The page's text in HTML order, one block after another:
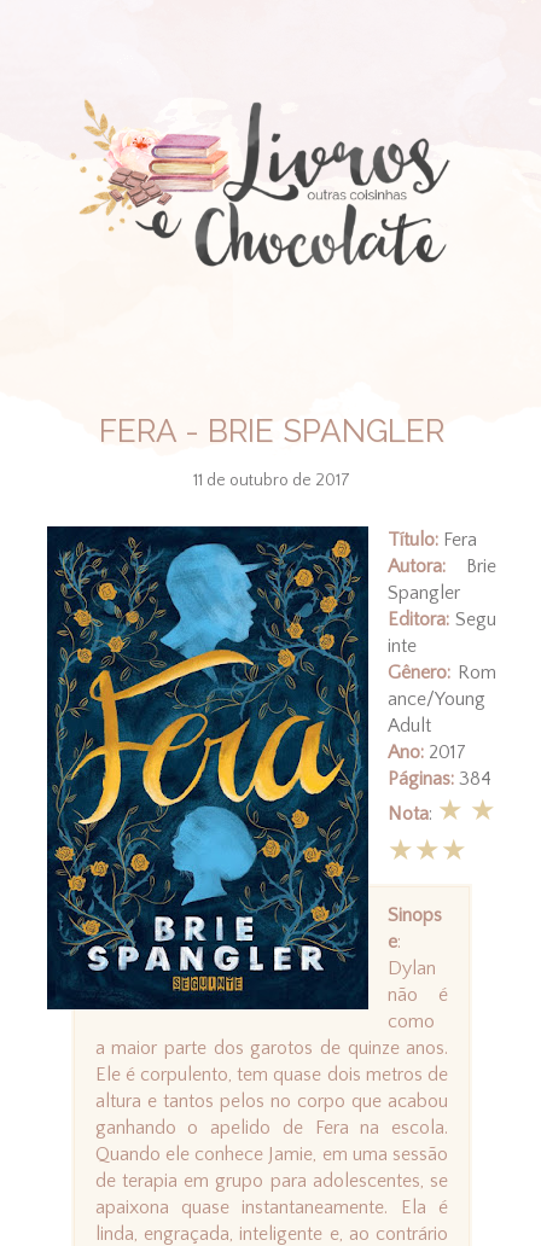
FERA - BRIE SPANGLER
11 de outubro de 2017
Título: Fera
Autora:Brie
Spangler
Editora:Segu
inte
Gênero:Rom
ance/Young
Adult
Ano:2017
Páginas:384
Nota: ★★
★★★
Sinops
e:
Dylan
não é
como
a maior parte dos garotos de quinze anos.
Ele é corpulento, tem quase dois metros de
altura e tantos pelos no corpo que acabou
ganhando o apelido de Fera na escola.
Quando ele conhece Jamie, em uma sessão
de terapia em grupo para adolescentes, se
apaixona quase instantaneamente. Ela é
linda, engraçada, inteligente e, ao contrário